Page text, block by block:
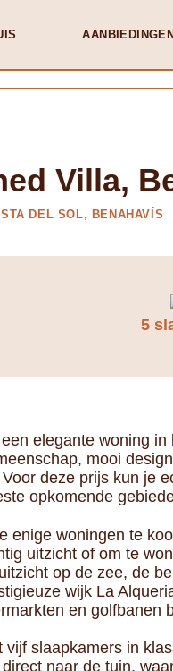
AANBIEDINGEN
Villa,
DEL SOL, BENAHAVÍS
5
elegante woning
mooi
deze prijs kun je
opkomende
enige woningen te
uitzicht of om te
op de zee, de
wijk La
en golfbanen
vijf slaapkamers in
naar de tuin,